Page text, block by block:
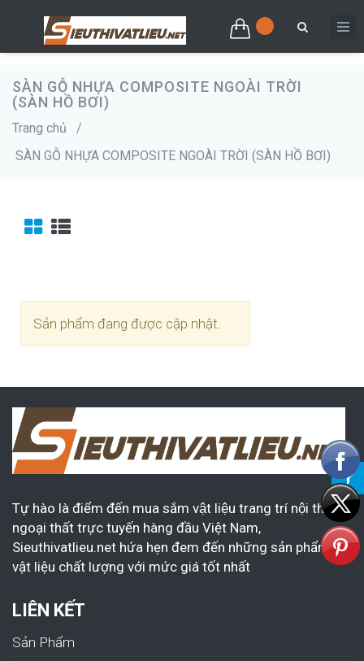
SÀN GỖ NHỰA COMPOSITE NGOÀI TRỜI
(SÀN HỒ BƠI)
Trang chủ
/
SÀN GỖ NHỰA COMPOSITE NGOÀI TRỜI (SÀN HỒ BƠI)
Sản phẩm đang được cập nhật.
Tự hào là điểm đến mua sắm vật liệu trang trí nội thất &
ngoại thất trực tuyến hàng đầu Việt Nam,
Sieuthivatlieu.net hứa hẹn đem đến những sản phẩm,
vật liệu chất lượng với mức giá tốt nhất
LIÊN KẾT
Sản Phẩm